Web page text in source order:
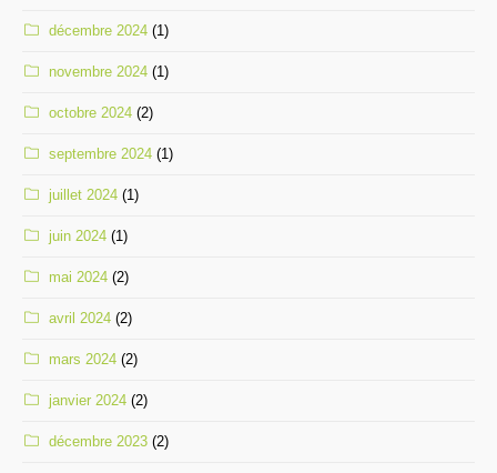
décembre 2024 (1)
novembre 2024 (1)
octobre 2024 (2)
septembre 2024 (1)
juillet 2024 (1)
juin 2024 (1)
mai 2024 (2)
avril 2024 (2)
mars 2024 (2)
janvier 2024 (2)
décembre 2023 (2)